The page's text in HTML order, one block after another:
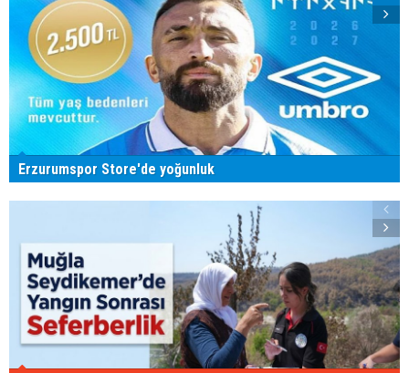
Erzurumspor Store'de yoğunluk